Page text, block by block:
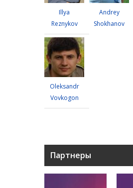
Illya
Reznykov
Andrey
Shokhanov
Oleksandr
Vovkogon
Партнеры